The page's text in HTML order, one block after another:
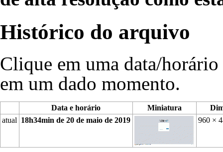
Histórico do arquivo
Clique em uma data/
em um dado momento.
Data e horário Miniatura
atual 18h34min de 20 de maio de 2019 960 ×